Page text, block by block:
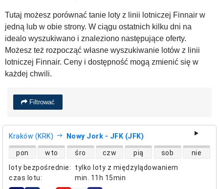
Tutaj możesz porównać tanie loty z linii lotniczej Finnair w
jedną lub w obie strony. W ciągu ostatnich kilku dni na
idealo wyszukiwano i znaleziono następujące oferty.
Możesz też rozpocząć własne wyszukiwanie lotów z linii
lotniczej Finnair. Ceny i dostępność mogą zmienić się w
każdej chwili.
Filtrować
Kraków (KRK) Nowy Jork - JFK (JFK)
loty bezpośrednie:
tylko loty z międzylądowaniem
czas lotu: min. 11h 15min
dostępność lotów bezpośrednich
pon wto śro czw pią sob nie